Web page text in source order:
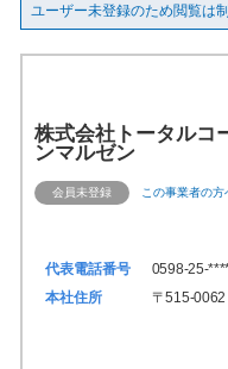
ユーザー未登録のため閲覧は
株式会社トータルコ
ンマルゼン
会員未登録 この事業者の方
代表電話番号
0598-25-
本社住所
〒515-0062